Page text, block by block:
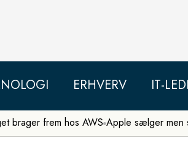
ERHVERV IT-
brager frem hos AWS Apple sælger men